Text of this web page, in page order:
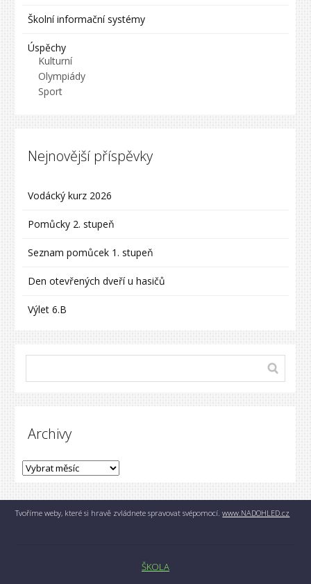
Školní informační systémy
Úspěchy
Kulturní
Olympiády
Sport
Nejnovější příspěvky
Vodácký kurz 2026
Pomůcky 2. stupeň
Seznam pomůcek 1. stupeň
Den otevřených dveří u hasičů
Výlet 6.B
Archivy
Tvoříme weby, které si hravě zvládnete spravovat svépomocí.www.NADOHLED.cz
ŠKOLA